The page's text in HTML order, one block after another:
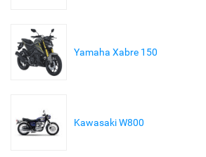
Yamaha Xabre 150
Kawasaki W800